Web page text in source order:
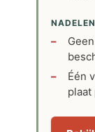
NADELEN
Één
plaat